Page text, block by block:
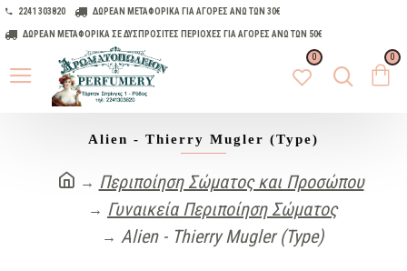
2241 303820 ΔΩΡΕΑΝ ΜΕΤΑΦΟΡΙΚΑ ΓΙΑ ΑΓΟΡΕΣ ΑΝΩ ΤΩΝ 30€
ΔΩΡΕΑΝ ΜΕΤΑΦΟΡΙΚΑ ΣΕ ΔΥΣΠΡΟΣΙΤΕΣ ΠΕΡΙΟΧΕΣ ΓΙΑ ΑΓΟΡΕΣ ΑΝΩ ΤΩΝ 50€
0 0
Περιποίηση Σώματος και Προσώπου
Γυναικεία Περιποίηση Σώματος
Alien - Thierry Mugler (Type)
Alien - Thierry Mugler (Type)